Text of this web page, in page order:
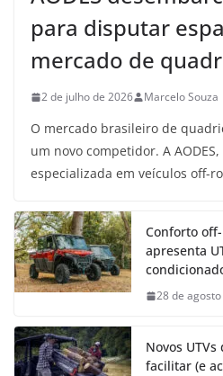
para disputar
mercado de
2 de julho de 2026 Marcelo Souza
O mercado brasileiro de
um novo competidor. A
especializada em veículos off-
Conforto
apresenta
28 de
Novos
facilitar (e